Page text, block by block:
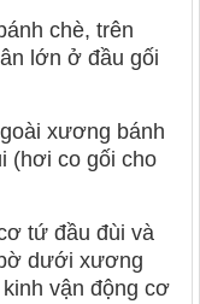
chè, trên
lớn ở đầu gối
xương bánh
(hơi co gối cho
tứ đầu đùi và
dưới xương
vận động cơ